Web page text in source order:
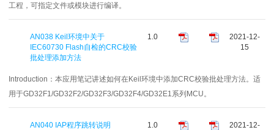
工程，可指定文件或模块进行编译。
AN038 Keil环境中关于
IEC60730 Flash自检的CRC校验
批处理添加方法
1.0
2021-12-
15
Introduction： 本应用笔记讲述如何在Keil环境中添加CRC校验批处理方法。适
用于GD32F1/GD32F2/GD32F3/GD32F4/GD32E1系列MCU。
AN040 IAP程序跳转说明 1.0
2021-12-